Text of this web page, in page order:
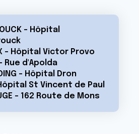
- Hôpital
- Hôpital Victor Provo
- Rue d'Apolda
- Hôpital Dron
St Vincent de Paul
- 162 Route de Mons